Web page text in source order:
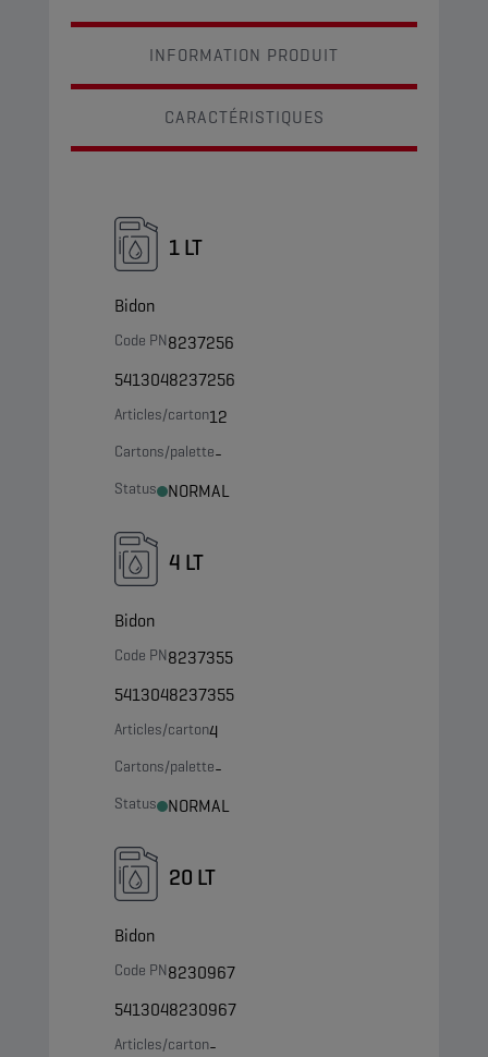
INFORMATION PRODUIT
CARACTÉRISTIQUES
1 LT
Bidon
Code PN8237256
5413048237256
Articles/carton12
Cartons/palette-
Status NORMAL
4 LT
Bidon
Code PN8237355
5413048237355
Articles/carton4
Cartons/palette-
Status NORMAL
20 LT
Bidon
Code PN8230967
5413048230967
Articles/carton-